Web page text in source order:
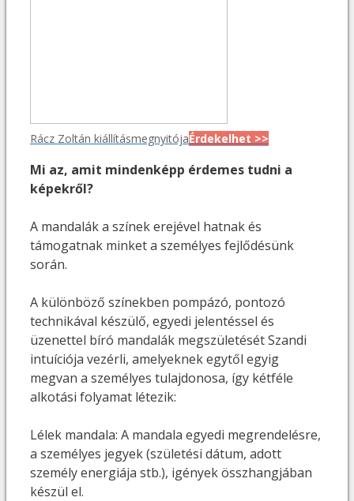
Rácz Zoltán kiállításmegnyitójaÉrdekelhet >>
Mi az, amit mindenképp érdemes tudni a
képekről?
A mandalák a színek erejével hatnak és
támogatnak minket a személyes fejlődésünk
során.
A különböző színekben pompázó, pontozó
technikával készülő, egyedi jelentéssel és
üzenettel bíró mandalák megszületését Szandi
intuíciója vezérli, amelyeknek egytől egyig
megvan a személyes tulajdonosa, így kétféle
alkotási folyamat létezik:
Lélek mandala: A mandala egyedi megrendelésre,
a személyes jegyek (születési dátum, adott
személy energiája stb.), igények összhangjában
készül el.